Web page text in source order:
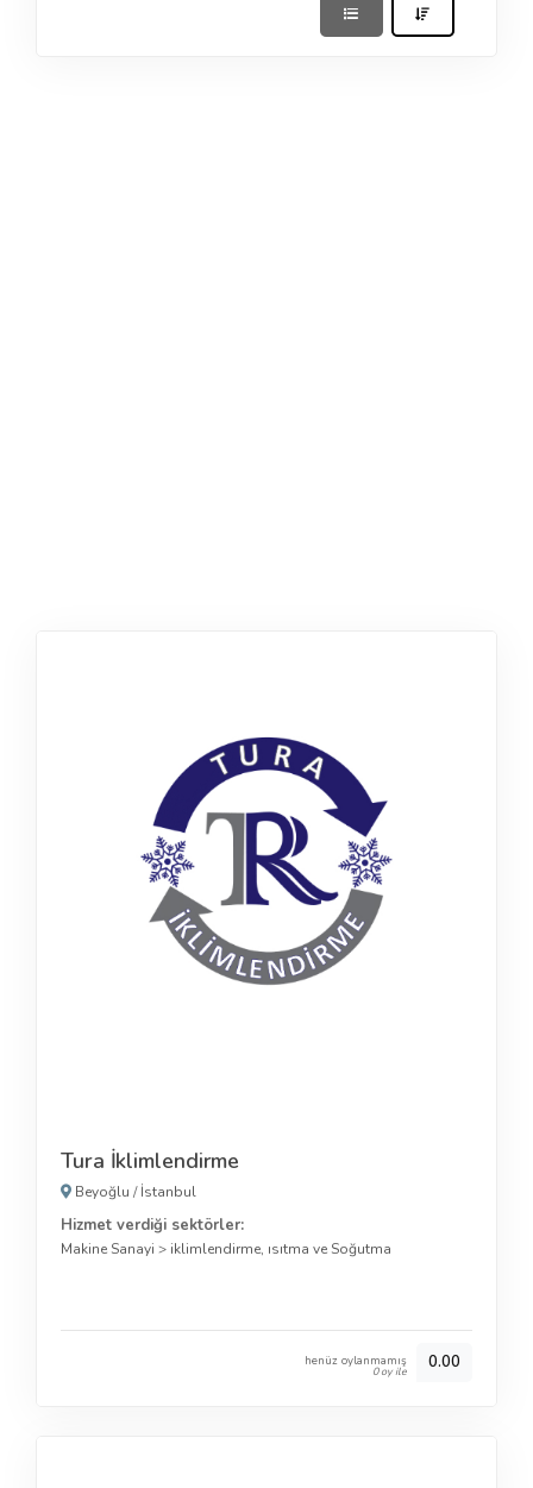
Tura İklimlendirme
Beyoğlu /İstanbul
Hizmet verdiği sektörler:
Makine Sanayi > iklimlendirme, ısıtma ve Soğutma
henüz oylanmamış
0 oy ile 0.00